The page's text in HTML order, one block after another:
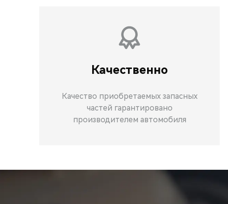
Качественно
Качество приобретаемых запасных
частей гарантировано
производителем автомобиля